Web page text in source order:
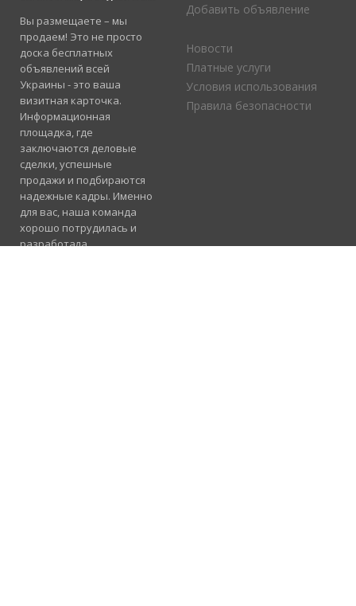
Вы размещаете – мы
продаем! Это не просто
доска бесплатных
объявлений всей
Украины - это ваша
визитная карточка.
Информационная
площадка, где
заключаются деловые
сделки, успешные
продажи и подбираются
надежные кадры. Именно
для вас, наша команда
хорошо потрудилась и
разработала
Добавить объявление
Новости
Платные услуги
Условия использования
Правила безопасности